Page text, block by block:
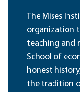
The Mises
organization
teaching and
School of
honest
the tradition